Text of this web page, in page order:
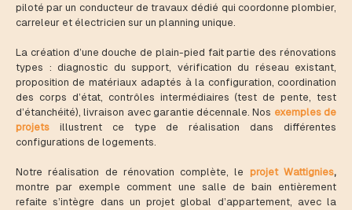
piloté par un conducteur de travaux dédié qui coordonne plombier,
carreleur et électricien sur un planning unique.
La création d’une douche de plain-pied fait partie des rénovations
types : diagnostic du support, vérification du réseau existant,
proposition de matériaux adaptés à la configuration, coordination
des corps d’état, contrôles intermédiaires (test de pente, test
d’étanchéité), livraison avec garantie décennale. Nos exemples de
projets illustrent ce type de réalisation dans différentes
configurations de logements.
Notre réalisation de rénovation complète, le projet Wattignies,
montre par exemple comment une salle de bain entièrement
refaite s’intègre dans un projet global d’appartement, avec la